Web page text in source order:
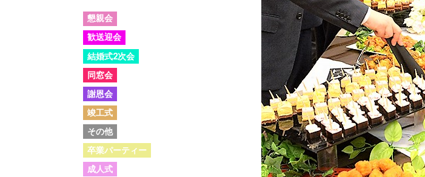
懇親会
歓送迎会
結婚式2次会
同窓会
謝恩会
竣工式
その他
卒業パーティー
成人式